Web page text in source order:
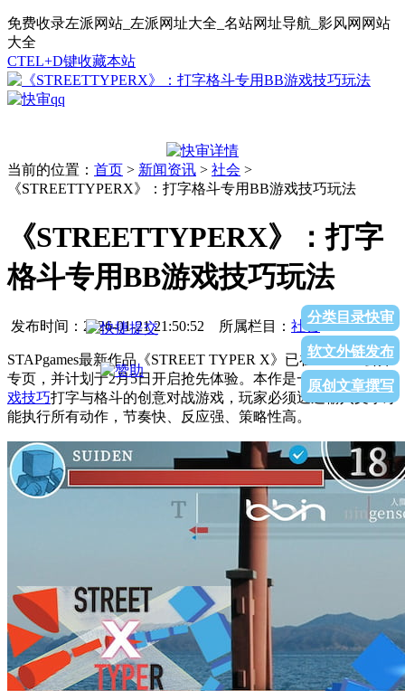
免费收录左派网站_左派网址大全_名站网址导航_影风网网站
大全
CTEL+D键收藏本站
分类目录快审
软文外链发布
原创文章撰写
当前的位置： 首页 > 新闻资讯 > 社会 >
《STREETTYPERX》：打字格斗专用BB游戏技巧玩法
《STREETTYPERX》：打字
格斗专用BB游戏技巧玩法
发布时间： 2026-01-21 21:50:52 所属栏目： 社会
STAPgames最新作品《STREET TYPER X》已在Steam上公开
专页，并计划于2月5日开启抢先体验。本作是一款结合BB游
戏技巧打字与格斗的创意对战游戏，玩家必须透过输入文字才
能执行所有动作，节奏快、反应强、策略性高。